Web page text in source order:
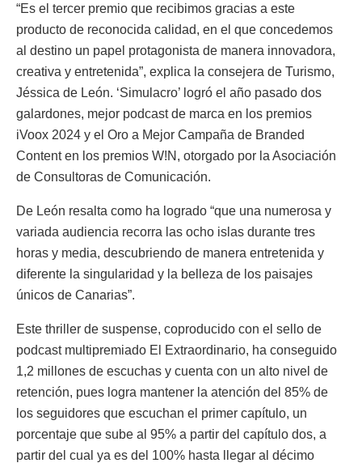
“Es el tercer premio que recibimos gracias a este
producto de reconocida calidad, en el que concedemos
al destino un papel protagonista de manera innovadora,
creativa y entretenida”, explica la consejera de Turismo,
Jéssica de León. ‘Simulacro’ logró el año pasado dos
galardones, mejor podcast de marca en los premios
iVoox 2024 y el Oro a Mejor Campaña de Branded
Content en los premios W!N, otorgado por la Asociación
de Consultoras de Comunicación.
De León resalta como ha logrado “que una numerosa y
variada audiencia recorra las ocho islas durante tres
horas y media, descubriendo de manera entretenida y
diferente la singularidad y la belleza de los paisajes
únicos de Canarias”.
Este thriller de suspense, coproducido con el sello de
podcast multipremiado El Extraordinario, ha conseguido
1,2 millones de escuchas y cuenta con un alto nivel de
retención, pues logra mantener la atención del 85% de
los seguidores que escuchan el primer capítulo, un
porcentaje que sube al 95% a partir del capítulo dos, a
partir del cual ya es del 100% hasta llegar al décimo